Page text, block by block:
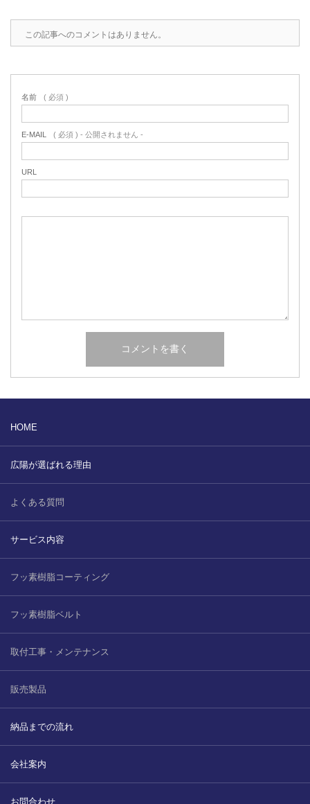
この記事へのコメントはありません。
名前 ( 必須 )
E-MAIL ( 必須 ) - 公開されません -
URL
HOME
広陽が選ばれる理由
よくある質問
サービス内容
フッ素樹脂コーティング
フッ素樹脂ベルト
取付工事・メンテナンス
販売製品
納品までの流れ
会社案内
お問合わせ
が発生する…